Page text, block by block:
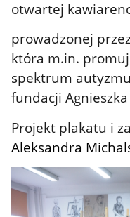
otwartej
prowadzonej
która m.in.
spektrum autyzmu
fundacji Agnieszka
Projekt plakatu i
Aleksandra